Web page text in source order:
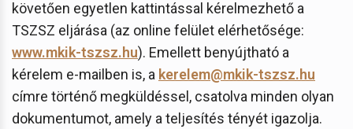
követően egyetlen kattintással kérelmezhető a
TSZSZ eljárása (az online felület elérhetősége:
www.mkik-tszsz.hu). Emellett benyújtható a
kérelem e-mailben is, a kerelem@mkik-tszsz.hu
címre történő megküldéssel, csatolva minden olyan
dokumentumot, amely a teljesítés tényét igazolja.